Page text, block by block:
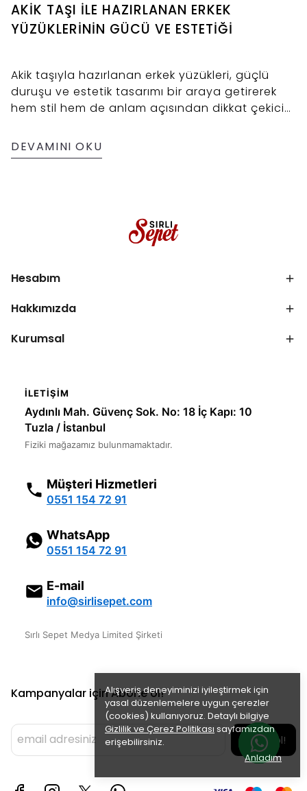
Alışveriş deneyiminizi iyileştirmek için
yasal düzenlemelere uygun çerezler
(cookies) kullanıyoruz. Detaylı bilgiye
Gizlilik ve Çerez Politikası sayfamızdan
erişebilirsiniz.
Anladım
AKİK TAŞI İLE HAZIRLANAN ERKEK
YÜZÜKLERİNİN GÜCÜ VE ESTETİĞİ
Akik taşıyla hazırlanan erkek yüzükleri, güçlü
duruşu ve estetik tasarımı bir araya getirerek
hem stil hem de anlam açısından dikkat çekici
DEVAMINI OKU
Hesabım
Hakkımızda
Kurumsal
İLETIŞIM
Aydınlı Mah. Güvenç Sok. No: 18 İç Kapı: 10
Tuzla / İstanbul
Fiziki mağazamız bulunmamaktadır.
Müşteri Hizmetleri
0551 154 72 91
WhatsApp
0551 154 72 91
E-mail
info@sirlisepet.com
Sırlı Sepet Medya Limited Şirketi
Kampanyalar için Abone ol!
Abone ol!